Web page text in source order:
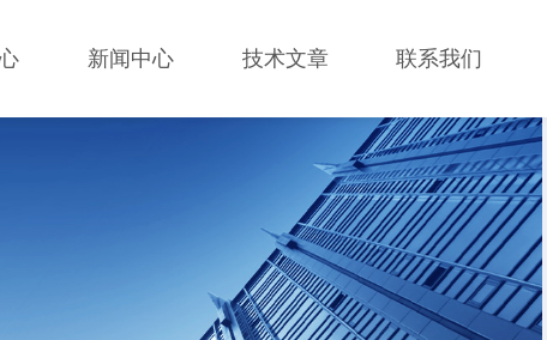
新闻中心 技术文章 联系我们